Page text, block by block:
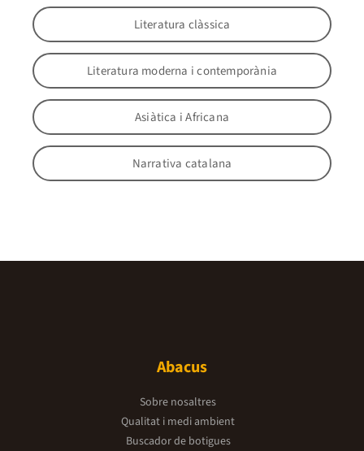
Literatura clàssica
Literatura moderna i contemporània
Asiàtica i Africana
Narrativa catalana
Abacus
Sobre nosaltres
Qualitat i medi ambient
Buscador de botigues